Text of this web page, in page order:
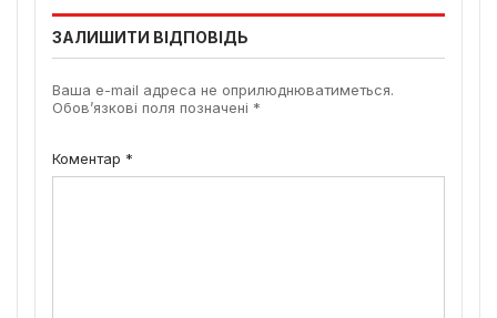
ЗАЛИШИТИ ВІДПОВІДЬ
Ваша e-mail адреса не оприлюднюватиметься.
Обов’язкові поля позначені *
Коментар *